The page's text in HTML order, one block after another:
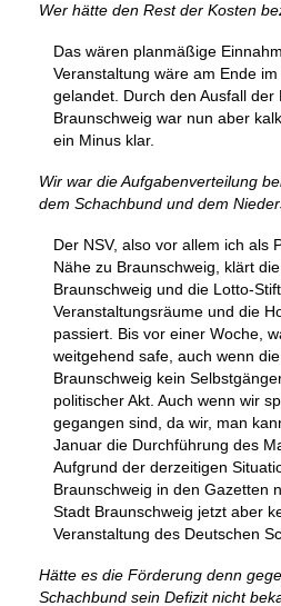
Wer hätte den Rest der Kosten
Das wären planmäßige
Veranstaltung wäre am Ende
gelandet. Durch den Ausfall
Braunschweig war nun aber
ein Minus klar.
Wir war die Aufgabenverteilung
dem Schachbund und dem
Der NSV, also vor allem ich als
Nähe zu Braunschweig, klärt
Braunschweig und die Lotto-
Veranstaltungsräume und die
passiert. Bis vor einer Woche,
weitgehend safe, auch wenn
Braunschweig kein
politischer Akt. Auch wenn wir
gegangen sind, da wir, man
Januar die Durchführung des
Aufgrund der derzeitigen
Braunschweig in den Gazetten
Stadt Braunschweig jetzt aber
Veranstaltung des Deutschen
Hätte es die Förderung denn
Schachbund sein Defizit nicht